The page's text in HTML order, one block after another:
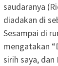
saudaranya
diadakan di
Sesampai di
mengatakan
sirih saya, dan